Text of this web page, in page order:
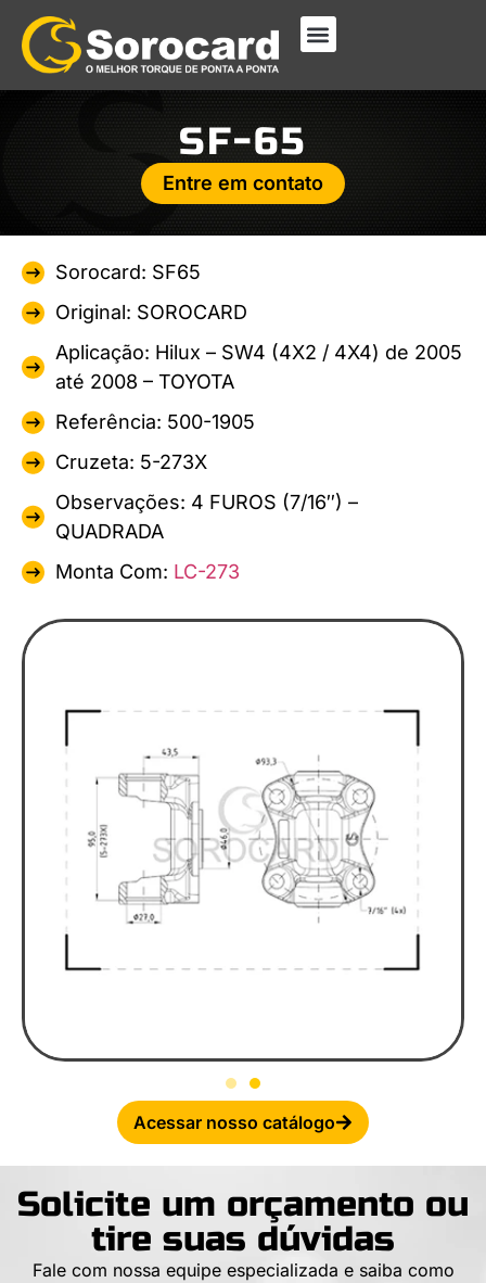
SF-65
Entre em contato
Sorocard: SF65
Original: SOROCARD
Aplicação: Hilux – SW4 (4X2 / 4X4) de 2005
até 2008 – TOYOTA
Referência: 500-1905
Cruzeta: 5-273X
Observações: 4 FUROS (7/16″) –
QUADRADA
Monta Com: LC-273
Acessar nosso catálogo
Solicite um orçamento ou
tire suas dúvidas
Fale com nossa equipe especializada e saiba como